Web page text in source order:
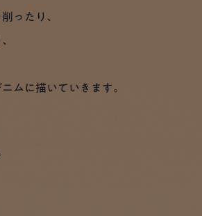
ったり、
ムに描いていきます。